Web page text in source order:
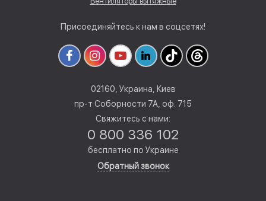
Присоединяйтесь к нам в соцсетях!
02160, Украина, Киев
пр-т Соборности 7А, оф. 715
Свяжитесь с нами:
0 800 336 102
бесплатно по Украине
Обратный звонок